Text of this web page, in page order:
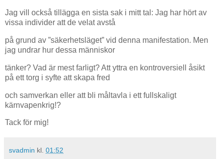
Jag vill också tillägga en sista sak i mitt tal: Jag har hört av
vissa individer att de velat avstå
på grund av ”säkerhetsläget” vid denna manifestation. Men
jag undrar hur dessa människor
tänker? Vad är mest farligt? Att yttra en kontroversiell åsikt
på ett torg i syfte att skapa fred
och samverkan eller att bli måltavla i ett fullskaligt
kärnvapenkrig!?
Tack för mig!
svadmin kl. 01:52